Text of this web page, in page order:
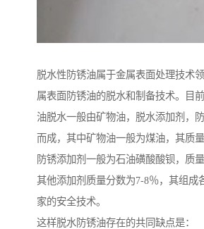
脱水性防锈油属于金属表面处理技术
属表面防锈油的脱水和制备技术。目
油脱水一般由矿物油，脱水添加剂，
而成，其中矿物油一般为煤油，其质量
防锈添加剂一般为石油磺酸酸钡，质量
其他添加剂质量分数为7-8％，其组成
家的安全技术。
这样脱水防锈油存在的共同缺点是：